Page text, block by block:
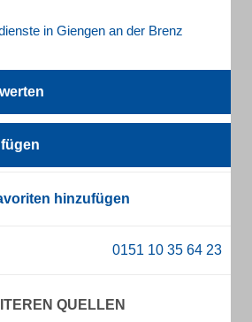
in Giengen an der Brenz
hinzufügen
QUELLEN